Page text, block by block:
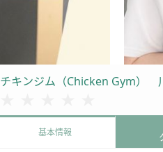
チキンジム（Chicken Gym）
基本情報